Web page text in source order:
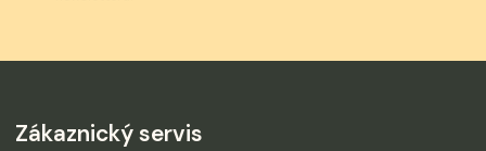
Zákaznický servis